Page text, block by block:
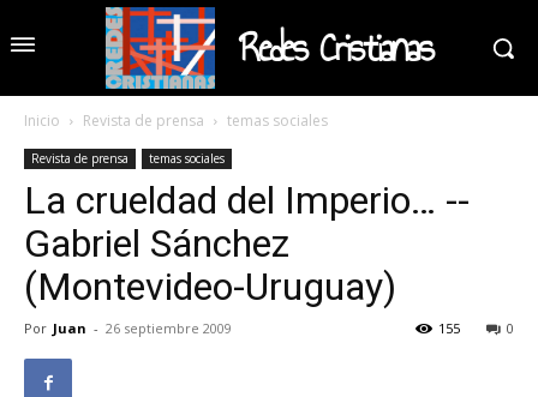
Redes Cristianas
Inicio Revista de prensa temas sociales
Revista de prensa temas sociales
La crueldad del Imperio… --
Gabriel Sánchez
(Montevideo-Uruguay)
Por Juan - 26 septiembre 2009 0
155